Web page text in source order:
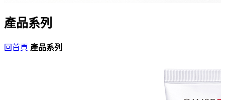
產品系列
回首頁 產品系列